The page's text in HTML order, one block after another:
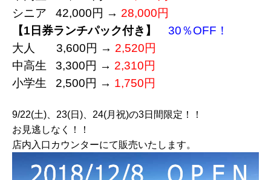
シニア 42,000円 → 28,000円
【1日券ランチパック付き】
30％OFF！
大人 3,600円 → 2,520円
中高生 3,300円 → 2,310円
小学生 2,500円 → 1,750円
9/22(土)、23(日)、24(月祝)の3日間限定！！
お見逃しなく！！
店内入口カウンターにて販売いたします。